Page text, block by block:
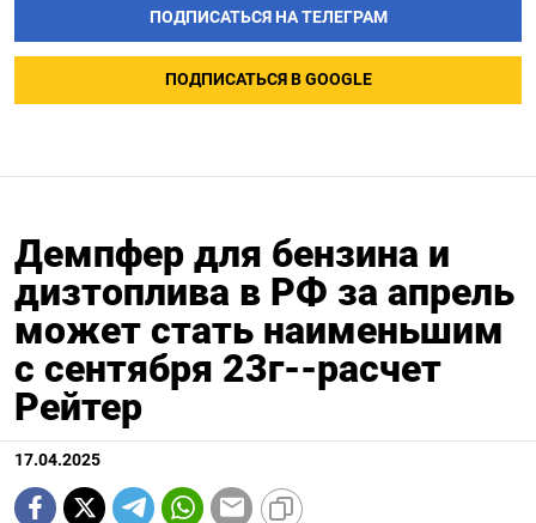
ПОДПИСАТЬСЯ НА ТЕЛЕГРАМ
ПОДПИСАТЬСЯ В GOOGLE
Демпфер для бензина и
дизтоплива в РФ за апрель
может стать наименьшим
с сентября 23г--расчет
Рейтер
17.04.2025